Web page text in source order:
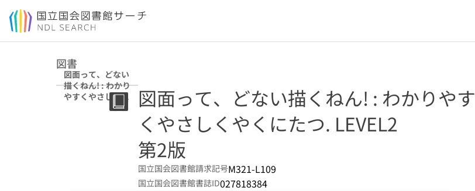
本文へ移動
図書
図面って、どない
描くねん! : わかり
やすくやさしくや
くにたつ LEVEL2
図面って、どない描くねん! : わかりやす
くやさしくやくにたつ. LEVEL2
第2版
国立国会図書館請求記号M321-L109
国立国会図書館書誌ID027818384